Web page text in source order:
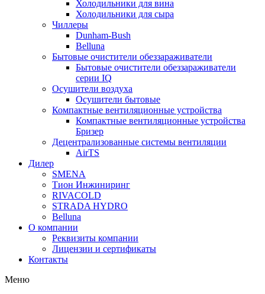
Холодильники для вина
Холодильники для сыра
Чиллеры
Dunham-Bush
Belluna
Бытовые очистители обеззараживатели
Бытовые очистители обеззараживатели
серии IQ
Осушители воздуха
Осушители бытовые
Компактные вентиляционные устройства
Компактные вентиляционные устройства
Бризер
Децентрализованные системы вентиляции
AirTS
Дилер
SMENA
Тион Инжиниринг
RIVACOLD
STRADA HYDRO
Belluna
О компании
Реквизиты компании
Лицензии и сертификаты
Контакты
Меню